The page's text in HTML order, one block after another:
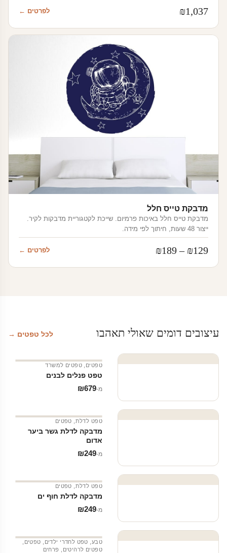
₪1,037 לפרטים ←
מדבקת טייס חלל
מדבקת טייס חלל באיכות פרמיום. שייכת לקטגוריית מדבקות לקיר.
ייצור 48 שעות, חיתוך לפי מידה.
₪129
–
₪189
מחירים:
לפרטים ←
עיצובים דומים שאולי תאהבו לכל טפטים →
טפטים טפטים למשרד
טפט פנלים לבנים
מ‑ ₪679
טפט לדלת טפטים
מדבקה לדלת גשר ביער
אדום
מ‑ ₪249
טפט לדלת טפטים
מדבקה לדלת חוף ים
מ‑ ₪249
טבע טפט לחדרי ילדים טפטים
טפטים לרהיטים
פרחים